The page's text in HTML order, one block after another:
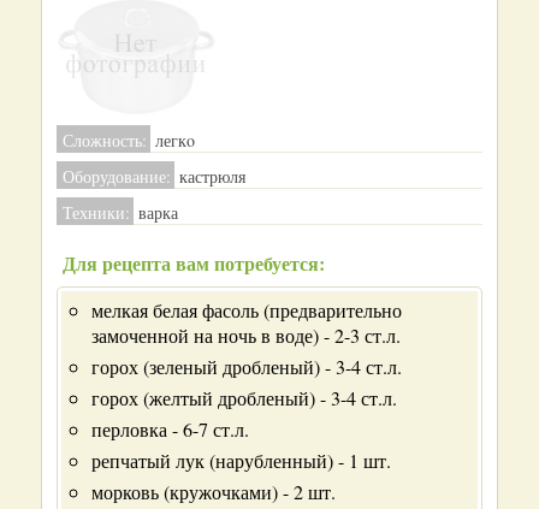
Сложность: легкo
Оборудование: кастрюля
Техники: варка
Для рецепта вам потребуется:
мелкая белая фасоль (предварительно
замоченной на ночь в воде) - 2-3 ст.л.
горох (зеленый дробленый) - 3-4 ст.л.
горох (желтый дробленый) - 3-4 ст.л.
перловка - 6-7 ст.л.
репчатый лук (нарубленный) - 1 шт.
морковь (кружочками) - 2 шт.